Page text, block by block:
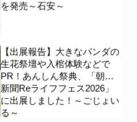
を発売～石安～
【出展報告】大きなパンダの
生花祭壇や入棺体験などで
PR！あんしん祭典、「朝日
新聞Reライフフェス2026」
に出展しました！～ごじょい
る～